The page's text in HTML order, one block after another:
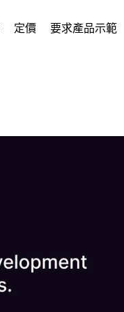
定價 要求產品示範